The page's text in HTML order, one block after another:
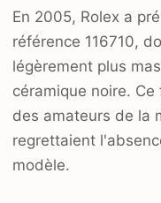
En 2005, Rolex a
référence 116710,
légèrement plus
céramique noire.
des amateurs de la
regrettaient
modèle.